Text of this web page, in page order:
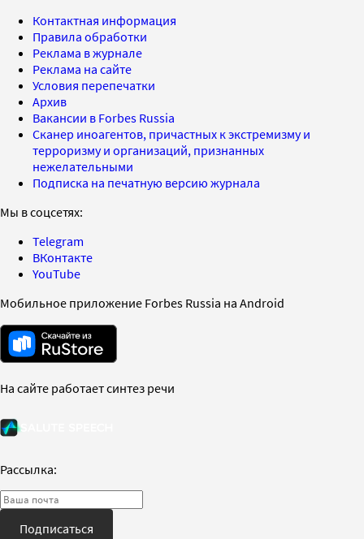
Контактная информация
Правила обработки
Реклама в журнале
Реклама на сайте
Условия перепечатки
Архив
Вакансии в Forbes Russia
Сканер иноагентов, причастных к экстремизму и
терроризму и организаций, признанных
нежелательными
Подписка на печатную версию журнала
Мы в соцсетях:
Telegram
ВКонтакте
YouTube
Мобильное приложение Forbes Russia на Android
На сайте работает синтез речи
Рассылка:
Подписаться